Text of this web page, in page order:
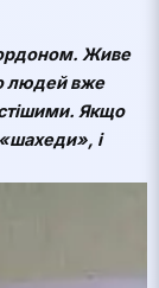
Живе
людей вже
Якщо
і